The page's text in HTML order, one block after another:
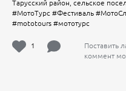
Тарусский район, сельское
#МотоТурс #Фестиваль
#mototours #мототурс
1
Поставить
коммент